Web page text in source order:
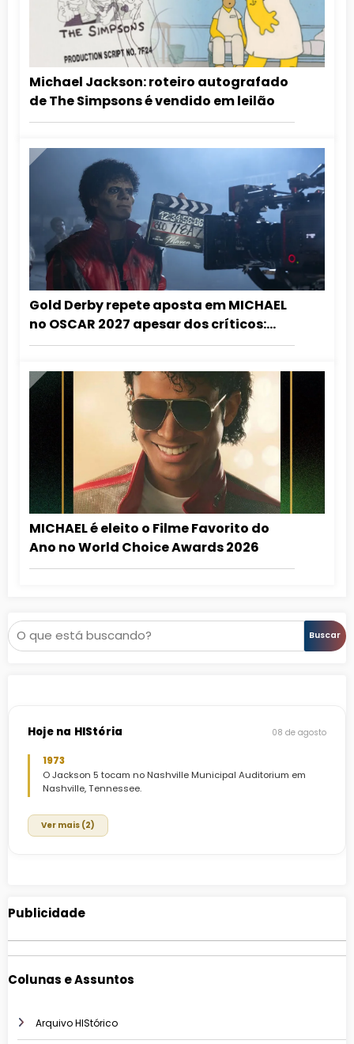
Michael Jackson: roteiro autografado
de The Simpsons é vendido em leilão
Gold Derby repete aposta em MICHAEL
no OSCAR 2027 apesar dos críticos:
”grandioso demais para ignorar!”
MICHAEL é eleito o Filme Favorito do
Ano no World Choice Awards 2026
Pesquisar Buscar
Hoje na HIStória 08 de agosto
1973
O Jackson 5 tocam no Nashville Municipal Auditorium em
Nashville, Tennessee.
Ver mais (2)
Publicidade
Colunas e Assuntos
Arquivo HIStórico